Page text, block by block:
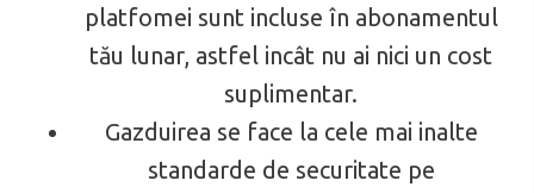
platfomei sunt incluse în abonamentul
tău lunar, astfel incât nu ai nici un cost
suplimentar.
Gazduirea se face la cele mai inalte
standarde de securitate pe